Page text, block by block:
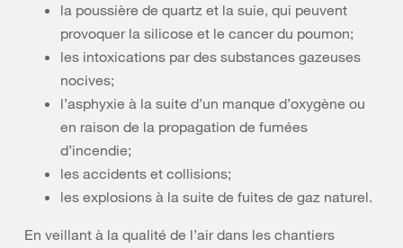
la poussière de quartz et la suie, qui peuvent
provoquer la silicose et le cancer du poumon;
les intoxications par des substances gazeuses
nocives;
l’asphyxie à la suite d’un manque d’oxygène ou
en raison de la propagation de fumées
d’incendie;
les accidents et collisions;
les explosions à la suite de fuites de gaz naturel.
En veillant à la qualité de l’air dans les chantiers